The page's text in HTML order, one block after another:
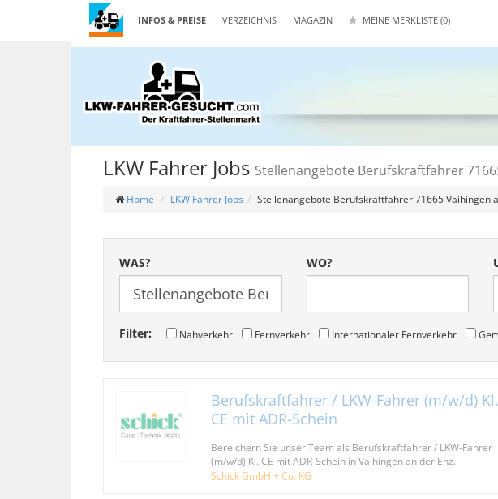
INFOS & PREISE VERZEICHNIS MAGAZIN MEINE MERKLISTE (0)
LKW Fahrer Jobs Stellenangebote Berufskraftfahrer
Home LKW Fahrer Jobs Stellenangebote Berufskraftfahrer 71665 Vaihingen
WAS? WO?
Filter: Nahverkehr Fernverkehr Internationaler Fernverkehr
Berufskraftfahrer / LKW-Fahrer (m/w/d) Kl.
CE mit ADR-Schein
Bereichern Sie unser Team als Berufskraftfahrer / LKW-Fahrer
(m/w/d) Kl. CE mit ADR-Schein in Vaihingen an der Enz.
Schick GmbH + Co. KG